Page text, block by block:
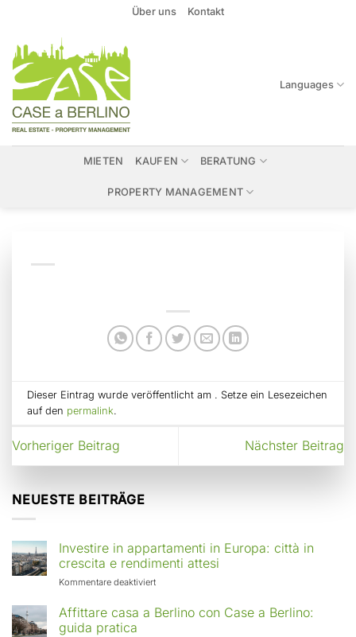
springen
Über uns Kontakt
Languages
MIETEN KAUFEN BERATUNG
PROPERTY MANAGEMENT
Dieser Eintrag wurde veröffentlicht am . Setze ein Lesezeichen
auf den permalink.
Vorheriger Beitrag Nächster Beitrag
NEUESTE BEITRÄGE
Investire in appartamenti in Europa: città in
crescita e rendimenti attesi
Kommentare deaktiviertfür
in
Affittare casa a Berlino con Case a Berlino:
guida pratica